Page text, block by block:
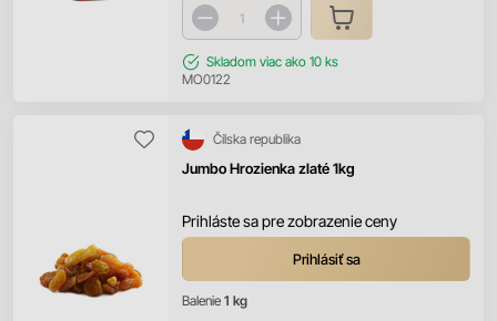
Skladom viac ako 10 ks
MO0122
Jumbo Hrozienka zlaté 1kg
Čílska republika
Prihláste sa pre zobrazenie ceny
Prihlásiť sa
Balenie 1 kg